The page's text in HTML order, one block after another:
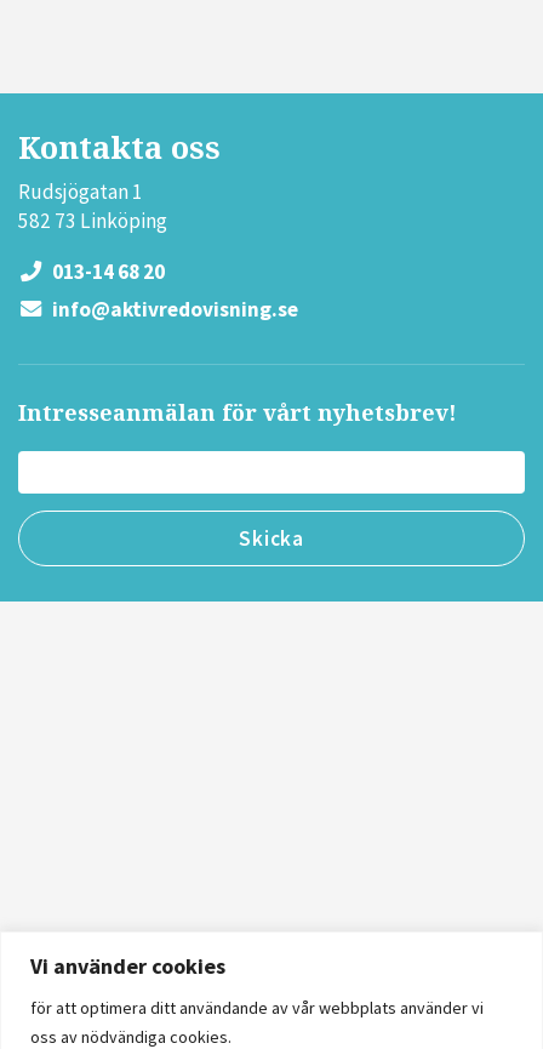
Vi använder cookies
för att optimera ditt användande av vår webbplats använder vi
oss av nödvändiga cookies.
Kontakta oss
Rudsjögatan 1
582 73 Linköping
013-14 68 20
info@aktivredovisning.se
Intresseanmälan för vårt nyhetsbrev!